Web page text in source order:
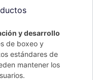
y desarrollo
de boxeo y
estándares de
mantener los